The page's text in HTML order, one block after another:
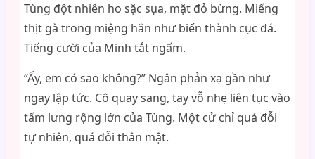
Tùng đột nhiên ho sặc sụa, mặt đỏ bừng. Miếng
thịt gà trong miệng hắn như biến thành cục đá.
Tiếng cười của Minh tắt ngấm.
“Ấy, em có sao không?” Ngân phản xạ gần như
ngay lập tức. Cô quay sang, tay vỗ nhẹ liên tục vào
tấm lưng rộng lớn của Tùng. Một cử chỉ quá đỗi
tự nhiên, quá đỗi thân mật.